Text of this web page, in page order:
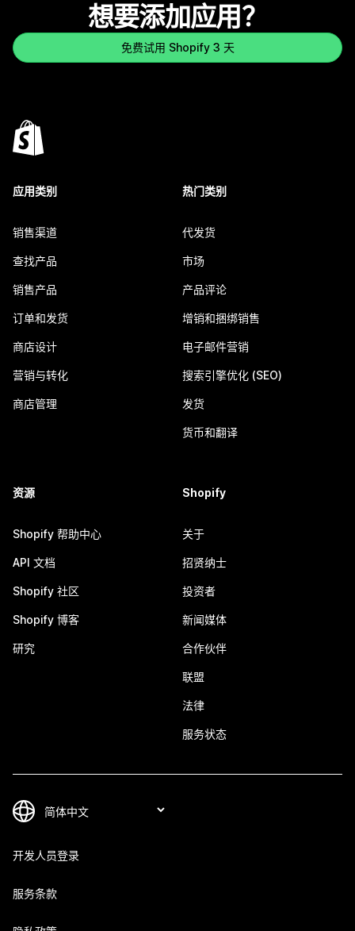
想要添加应用？
免费试用 Shopify 3 天
应用类别
销售渠道
查找产品
销售产品
订单和发货
商店设计
营销与转化
商店管理
热门类别
代发货
市场
产品评论
增销和捆绑销售
电子邮件营销
搜索引擎优化 (SEO)
发货
货币和翻译
资源
Shopify 帮助中心
API 文档
Shopify 社区
Shopify 博客
研究
Shopify
关于
招贤纳士
投资者
新闻媒体
合作伙伴
联盟
法律
服务状态
开发人员登录
服务条款